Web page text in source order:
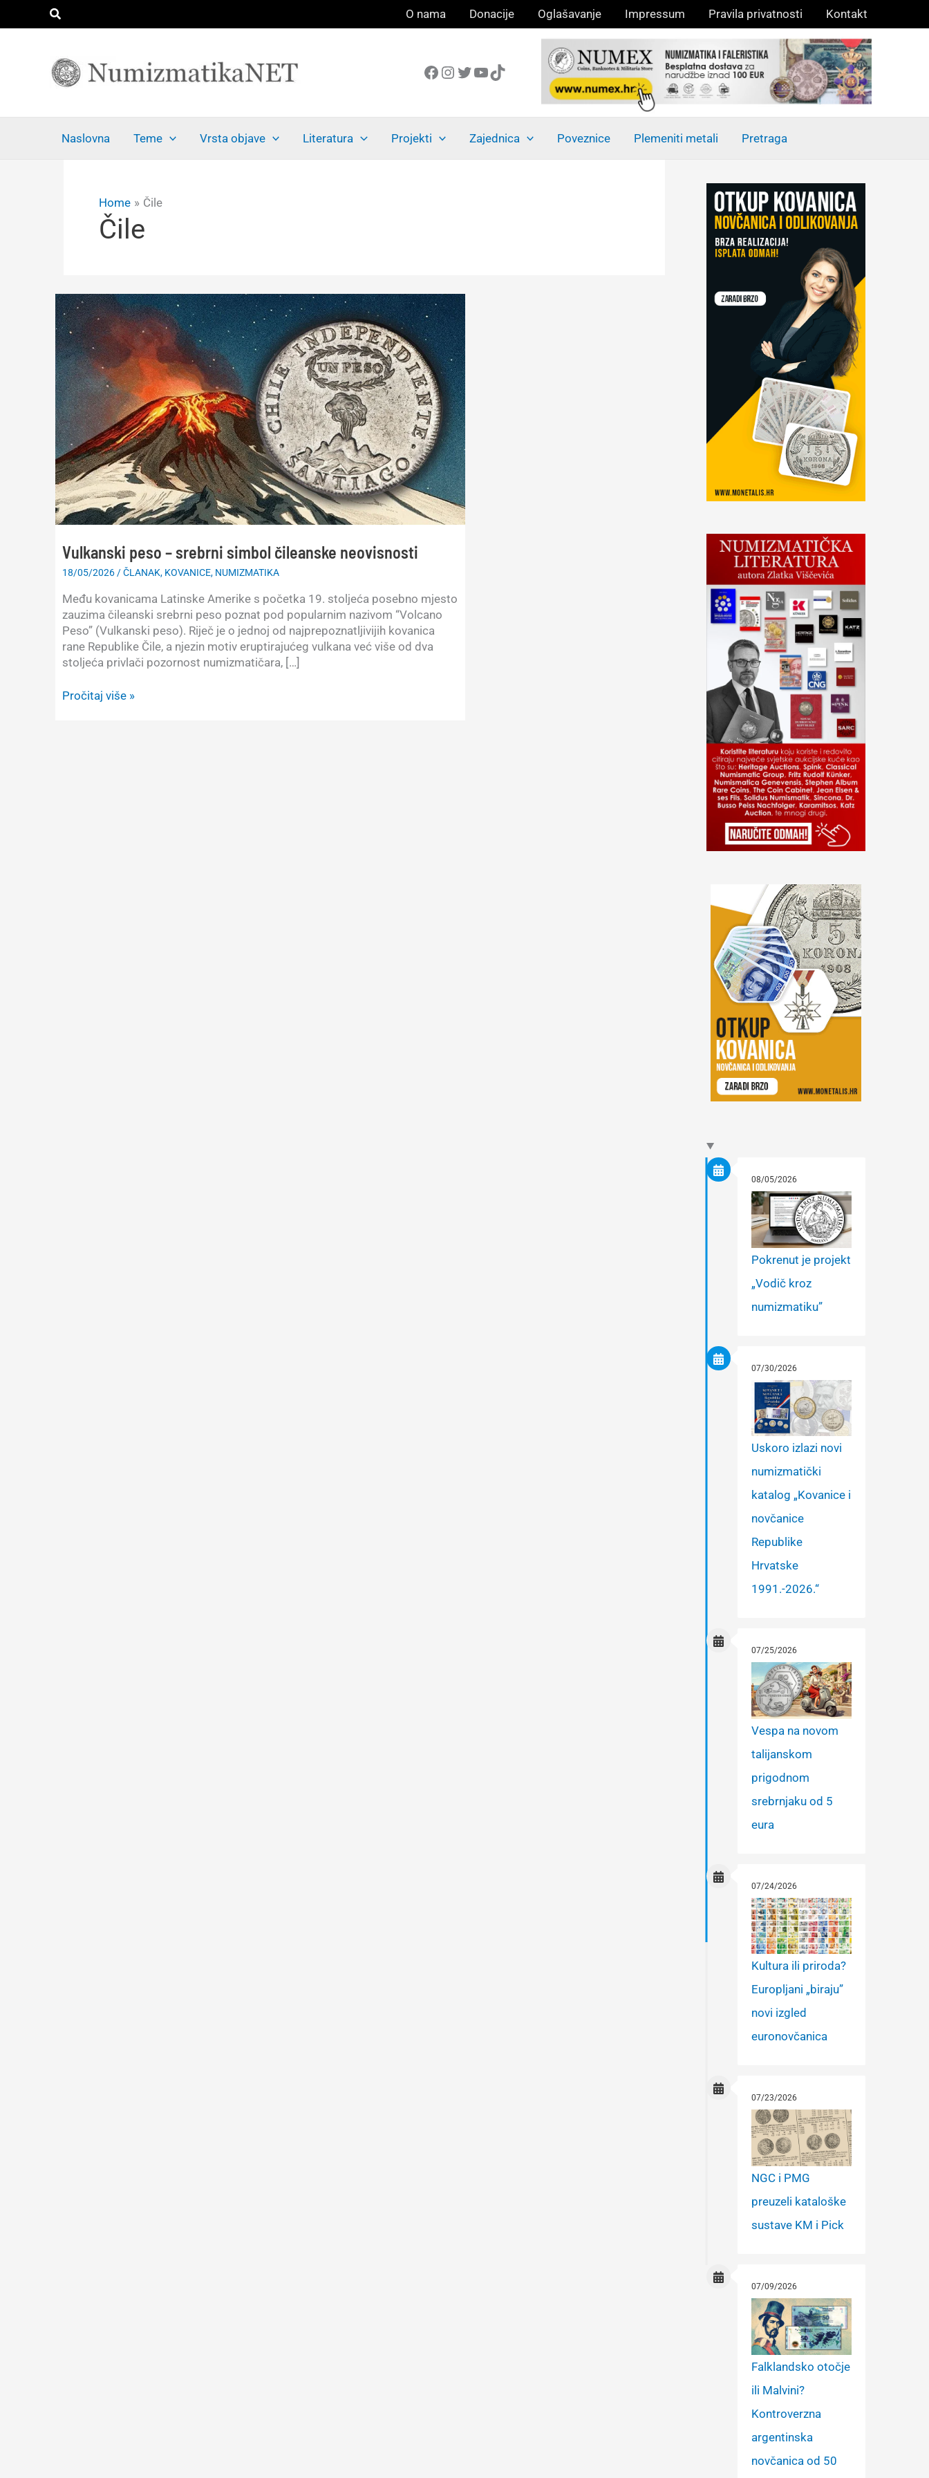
Search O nama Donacije Oglašavanje Impressum Pravila privatnosti Kontakt
Facebook
Instagram
Twitter
YouTube
TikTok
Naslovna Teme Vrsta objave Literatura Projekti Zajednica Poveznice Plemeniti metali Pretraga
Home Čile
Čile
Vulkanski peso – srebrni simbol čileanske neovisnosti
18/05/2026 /ČLANAK, KOVANICE, NUMIZMATIKA
Među kovanicama Latinske Amerike s početka 19. stoljeća posebno mjesto
zauzima čileanski srebrni peso poznat pod popularnim nazivom “Volcano
Peso” (Vulkanski peso). Riječ je o jednoj od najprepoznatljivijih kovanica
rane Republike Čile, a njezin motiv eruptirajućeg vulkana već više od dva
stoljeća privlači pozornost numizmatičara, […]
Vulkanski
Pročitaj više »
08/05/2026
Pokrenut je projekt
„Vodič kroz
numizmatiku”
07/30/2026
Uskoro izlazi novi
numizmatički
katalog „Kovanice i
novčanice
Republike
Hrvatske
1991.-2026.“
07/25/2026
Vespa na novom
talijanskom
prigodnom
srebrnjaku od 5
eura
07/24/2026
Kultura ili priroda?
Europljani „biraju”
novi izgled
euronovčanica
07/23/2026
NGC i PMG
preuzeli kataloške
sustave KM i Pick
07/09/2026
Falklandsko otočje
ili Malvini?
Kontroverzna
argentinska
novčanica od 50